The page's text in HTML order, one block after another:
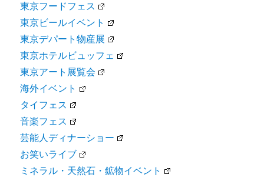
東京フードフェス
東京ビールイベント
東京デパート物産展
東京ホテルビュッフェ
東京アート展覧会
海外イベント
タイフェス
音楽フェス
芸能人ディナーショー
お笑いライブ
ミネラル・天然石・鉱物イベント